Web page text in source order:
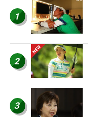
1
2
3